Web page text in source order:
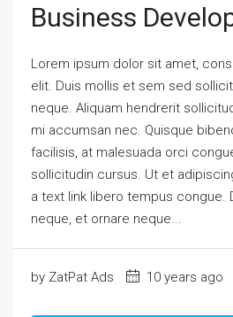
Business
Lorem ipsum dolor sit amet,
elit. Duis mollis et sem sed
neque. Aliquam hendrerit
mi accumsan nec. Quisque
facilisis, at malesuada orci
sollicitudin cursus. Ut et
a text link libero tempus congue.
neque, et ornare neque...
by ZatPat Ads 10 years ago